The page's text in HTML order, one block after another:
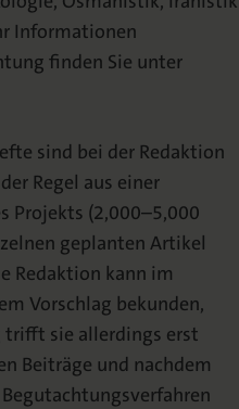
Informationen
finden Sie unter
sind bei der Redaktion
Regel aus einer
Projekts (2,000–5,000
geplanten Artikel
Redaktion kann im
Vorschlag bekunden,
trifft sie allerdings erst
Beiträge und nachdem